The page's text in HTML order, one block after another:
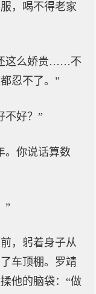
，喝不得老家
这么娇贵……不
忍不了。”
不好？”
。你说话算数
”
，躬着身子从
车顶棚。罗靖
他的脑袋：“做